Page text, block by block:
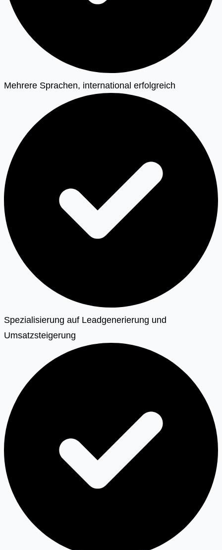
Mehrere Sprachen, international erfolgreich
Spezialisierung auf Leadgenerierung und
Umsatzsteigerung